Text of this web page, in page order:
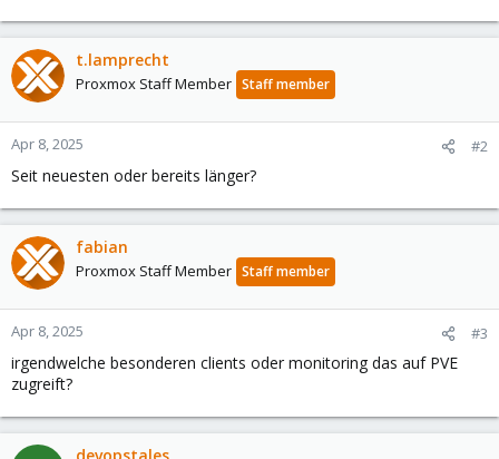
t.lamprecht
Proxmox Staff Member Staff member
Apr 8, 2025 #2
Seit neuesten oder bereits länger?
fabian
Proxmox Staff Member Staff member
Apr 8, 2025 #3
irgendwelche besonderen clients oder monitoring das auf PVE
zugreift?